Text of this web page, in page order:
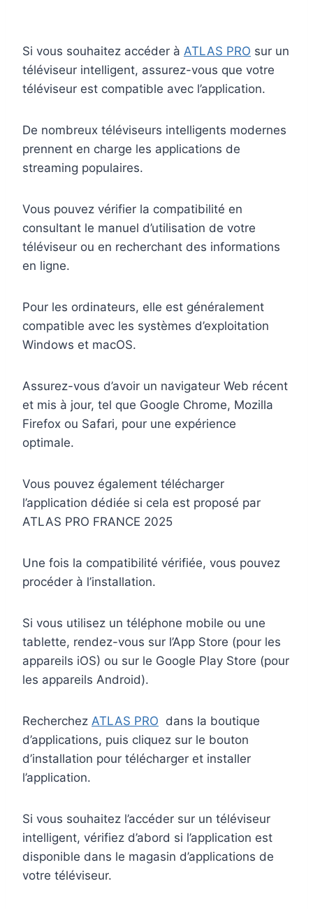
Si vous souhaitez accéder à ATLAS PRO sur un
téléviseur intelligent, assurez-vous que votre
téléviseur est compatible avec l’application.
De nombreux téléviseurs intelligents modernes
prennent en charge les applications de
streaming populaires.
Vous pouvez vérifier la compatibilité en
consultant le manuel d’utilisation de votre
téléviseur ou en recherchant des informations
en ligne.
Pour les ordinateurs, elle est généralement
compatible avec les systèmes d’exploitation
Windows et macOS.
Assurez-vous d’avoir un navigateur Web récent
et mis à jour, tel que Google Chrome, Mozilla
Firefox ou Safari, pour une expérience
optimale.
Vous pouvez également télécharger
l’application dédiée si cela est proposé par
ATLAS PRO FRANCE 2025
Une fois la compatibilité vérifiée, vous pouvez
procéder à l’installation.
Si vous utilisez un téléphone mobile ou une
tablette, rendez-vous sur l’App Store (pour les
appareils iOS) ou sur le Google Play Store (pour
les appareils Android).
Recherchez ATLAS PRO dans la boutique
d’applications, puis cliquez sur le bouton
d’installation pour télécharger et installer
l’application.
Si vous souhaitez l’accéder sur un téléviseur
intelligent, vérifiez d’abord si l’application est
disponible dans le magasin d’applications de
votre téléviseur.